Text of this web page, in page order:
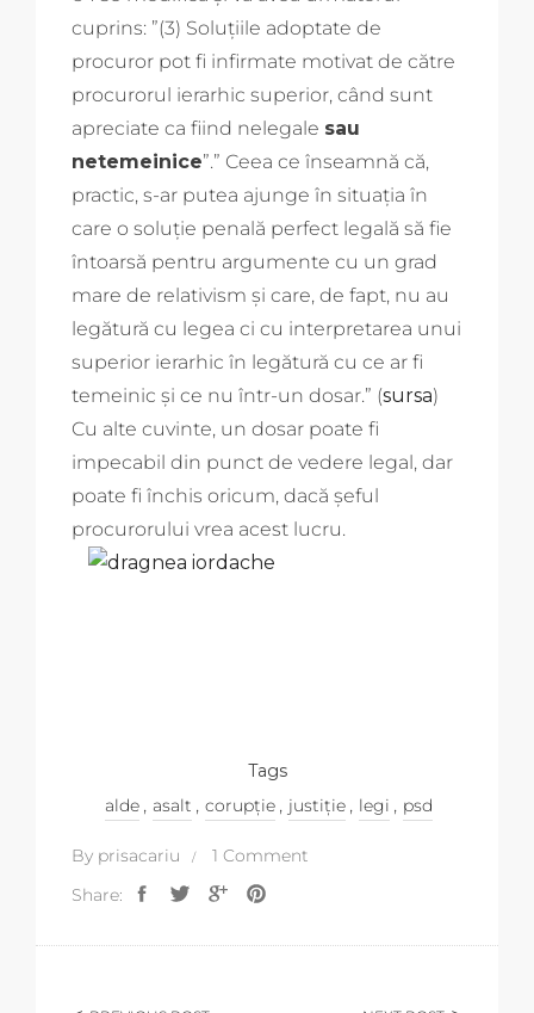
cuprins: ”(3) Soluţiile adoptate de
procuror pot fi infirmate motivat de către
procurorul ierarhic superior, când sunt
apreciate ca fiind nelegale sau
netemeinice”.” Ceea ce înseamnă că,
practic, s-ar putea ajunge în situația în
care o soluție penală perfect legală să fie
întoarsă pentru argumente cu un grad
mare de relativism și care, de fapt, nu au
legătură cu legea ci cu interpretarea unui
superior ierarhic în legătură cu ce ar fi
temeinic și ce nu într-un dosar.” (sursa)
Cu alte cuvinte, un dosar poate fi
impecabil din punct de vedere legal, dar
poate fi închis oricum, dacă șeful
procurorului vrea acest lucru.
Tags
alde , asalt , corupție , justiție , legi , psd
By prisacariu
1 Comment
Share: